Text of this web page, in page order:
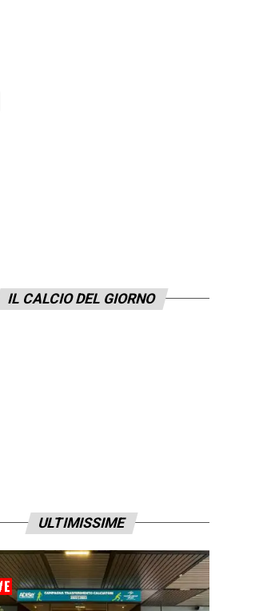
IL CALCIO DEL GIORNO
ULTIMISSIME